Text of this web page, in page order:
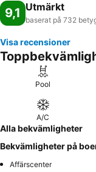
9,1 Utmärkt
baserat på 732
Visa recensioner
Pool
A/C
Alla bekvämligheter
Bekvämligheter på
Affärscenter